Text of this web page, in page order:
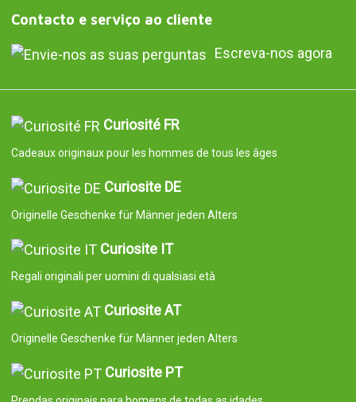
Contacto e serviço ao cliente
Escreva-nos agora
Curiosité FR
Cadeaux originaux pour les hommes de tous les âges
Curiosite DE
Originelle Geschenke für Männer jeden Alters
Curiosite IT
Regali originali per uomini di qualsiasi età
Curiosite AT
Originelle Geschenke für Männer jeden Alters
Curiosite PT